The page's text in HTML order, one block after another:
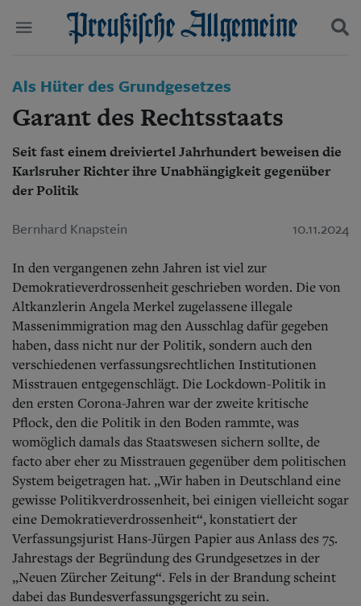
Start
Wer wir sind
Aktuelle Ausgabe
Abonnenten-Login
Abonnent werden
Abo Prämien
Archiv
Mediadaten
Politik
Kultur
Wirtschaft
Gesellschaft
Leben
Schlesien
Danzig und Westpreußen
Bücher
Kontakt
Impressum
Datenschutz
Suchen und finden
Als Hüter des Grundgesetzes
Garant des Rechtsstaats
Seit fast einem dreiviertel Jahrhundert beweisen die
Karlsruher Richter ihre Unabhängigkeit gegenüber
der Politik
Bernhard Knapstein 10.11.2024
In den vergangenen zehn Jahren ist viel zur
Demokratieverdrossenheit geschrieben worden. Die von
Altkanzlerin Angela Merkel zugelassene illegale
Massenimmigration mag den Ausschlag dafür gegeben
haben, dass nicht nur der Politik, sondern auch den
verschiedenen verfassungsrechtlichen Institutionen
Misstrauen entgegenschlägt. Die Lockdown-Politik in
den ersten Corona-Jahren war der zweite kritische
Pflock, den die Politik in den Boden rammte, was
womöglich damals das Staatswesen sichern sollte, de
facto aber eher zu Misstrauen gegenüber dem politischen
System beigetragen hat. „Wir haben in Deutschland eine
gewisse Politikverdrossenheit, bei einigen vielleicht sogar
eine Demokratieverdrossenheit“, konstatiert der
Verfassungsjurist Hans-Jürgen Papier aus Anlass des 75.
Jahrestags der Begründung des Grundgesetzes in der
„Neuen Zürcher Zeitung“. Fels in der Brandung scheint
dabei das Bundesverfassungsgericht zu sein.